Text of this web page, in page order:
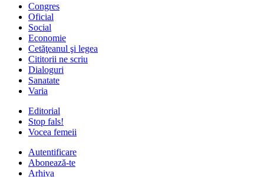
Congres
Oficial
Social
Economie
Cetăţeanul şi legea
Cititorii ne scriu
Dialoguri
Sanatate
Varia
Editorial
Stop fals!
Vocea femeii
Autentificare
Abonează-te
Arhiva